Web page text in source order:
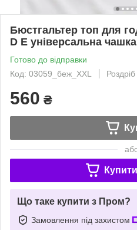
Бюстгальтер топ для
D Е універсальна чашка
Готово до відправки
Код: 03059_беж_XXL
Роздріб
560 ₴
Що таке купити з Пром?
Замовлення під захистом